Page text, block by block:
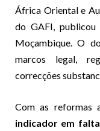
África Oriental e
do GAFI,
Moçambique. O
marcos legal,
correcções
Com as reformas
indicador em falta